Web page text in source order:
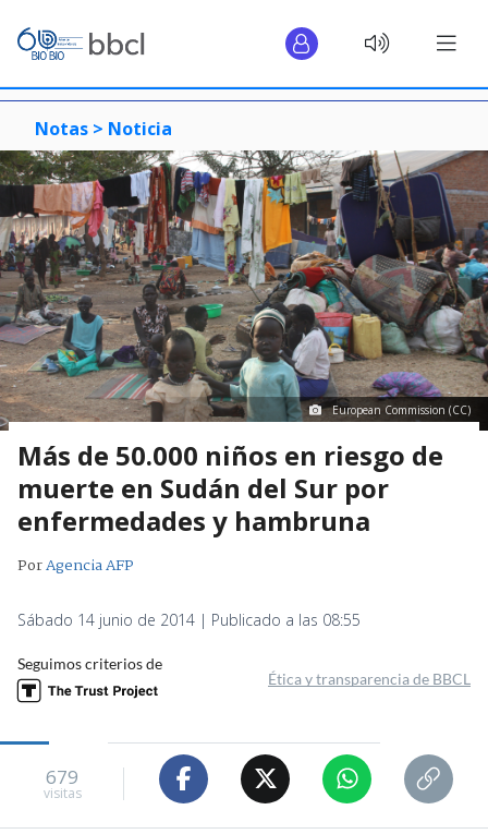
Notas > Noticia
European Commission (CC)
Más de 50.000 niños en riesgo de
muerte en Sudán del Sur por
enfermedades y hambruna
PorAgencia AFP
Sábado 14 junio de 2014 | Publicado a las 08:55
Seguimos criterios de
Ética y transparencia de BBCL
679
visitas